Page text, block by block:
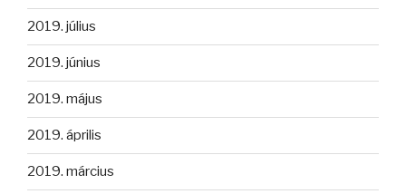
2019. július
2019. június
2019. május
2019. április
2019. március